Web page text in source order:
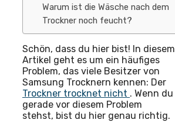
Warum ist die Wäsche nach dem
Trockner noch feucht?
Schön, dass du hier bist! In diesem
Artikel geht es um ein häufiges
Problem, das viele Besitzer von
Samsung Trocknern kennen: Der
Trockner trocknet nicht . Wenn du
gerade vor diesem Problem
stehst, bist du hier genau richtig.